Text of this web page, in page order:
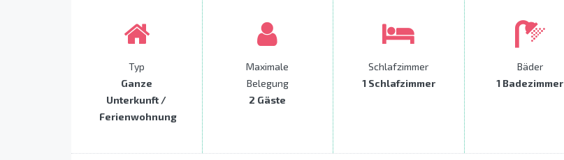
Typ
Ganze
Unterkunft /
Ferienwohnung
Maximale
Belegung
2 Gäste
Schlafzimmer
1 Schlafzimmer
Bäder
1 Badezimmer